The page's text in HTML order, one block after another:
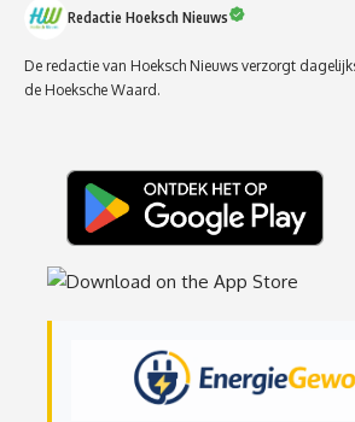
Redactie Hoeksch Nieuws
De redactie van Hoeksch Nieuws verzorgt
de Hoeksche Waard.